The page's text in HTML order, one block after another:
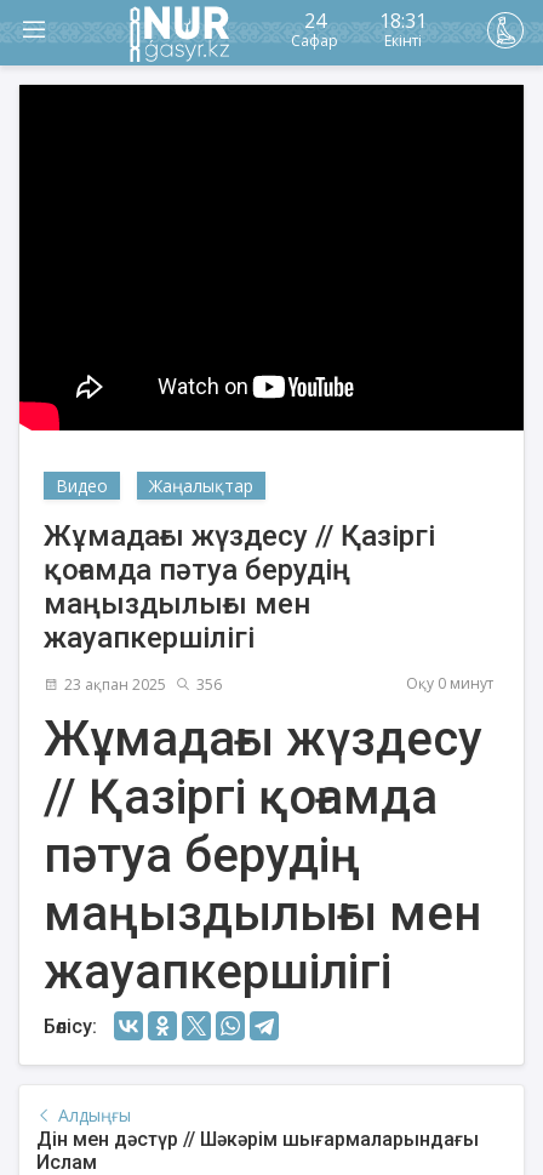
24
Сафар
18:31
Екінті
Видео Жаңалықтар
Жұмадағы жүздесу // Қазіргі
қоғамда пәтуа берудің
маңыздылығы мен
жауапкершілігі
23 ақпан 2025 356 Оқу 0 минут
Жұмадағы жүздесу
// Қазіргі қоғамда
пәтуа берудің
маңыздылығы мен
жауапкершілігі
Бөлісу:
Алдыңғы
Дін мен дәстүр // Шәкәрім шығармаларындағы
Ислам